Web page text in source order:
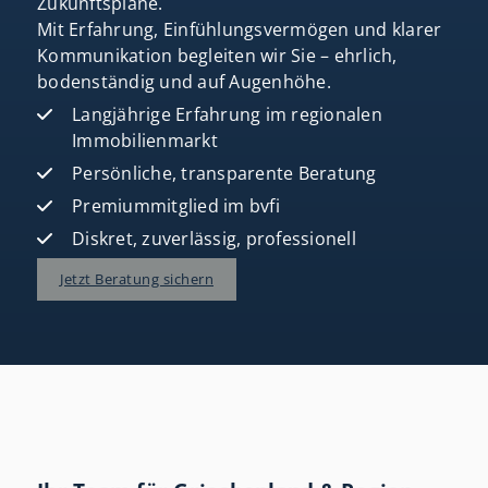
Mit Erfahrung, Einfühlungsvermögen und klarer
Kommunikation begleiten wir Sie – ehrlich,
bodenständig und auf Augenhöhe.
Langjährige Erfahrung im regionalen
Immobilienmarkt
Persönliche, transparente Beratung
Premiummitglied im bvfi
Diskret, zuverlässig, professionell
Jetzt Beratung sichern